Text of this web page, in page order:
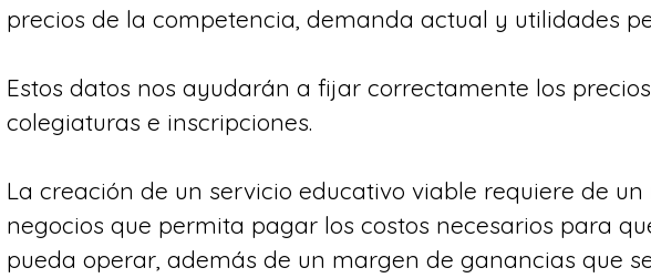
precios de la competencia, demanda actual y utilidades
Estos datos nos ayudarán a fijar correctamente los
colegiaturas e inscripciones.
La creación de un servicio educativo viable requiere de un
negocios que permita pagar los costos necesarios para
pueda operar, además de un margen de ganancias que